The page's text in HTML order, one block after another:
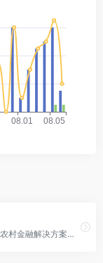
服务三农，面向城乡，提供全面银行服务和农村金融解决方案的国有大型银行